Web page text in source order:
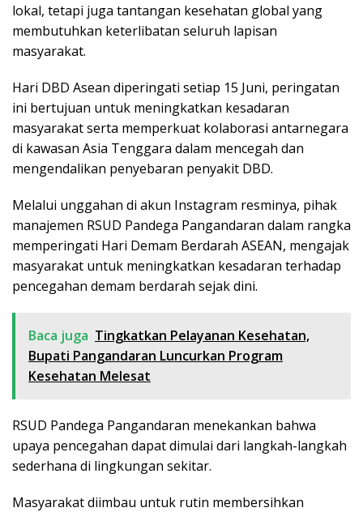
lokal, tetapi juga tantangan kesehatan global yang
membutuhkan keterlibatan seluruh lapisan
masyarakat.
Hari DBD Asean diperingati setiap 15 Juni, peringatan
ini bertujuan untuk meningkatkan kesadaran
masyarakat serta memperkuat kolaborasi antarnegara
di kawasan Asia Tenggara dalam mencegah dan
mengendalikan penyebaran penyakit DBD.
Melalui unggahan di akun Instagram resminya, pihak
manajemen RSUD Pandega Pangandaran dalam rangka
memperingati Hari Demam Berdarah ASEAN, mengajak
masyarakat untuk meningkatkan kesadaran terhadap
pencegahan demam berdarah sejak dini.
Baca juga Tingkatkan Pelayanan Kesehatan,
Bupati Pangandaran Luncurkan Program
Kesehatan Melesat
RSUD Pandega Pangandaran menekankan bahwa
upaya pencegahan dapat dimulai dari langkah-langkah
sederhana di lingkungan sekitar.
Masyarakat diimbau untuk rutin membersihkan